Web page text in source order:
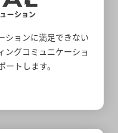
ションに満足できない
ングコミュニケーショ
トします。